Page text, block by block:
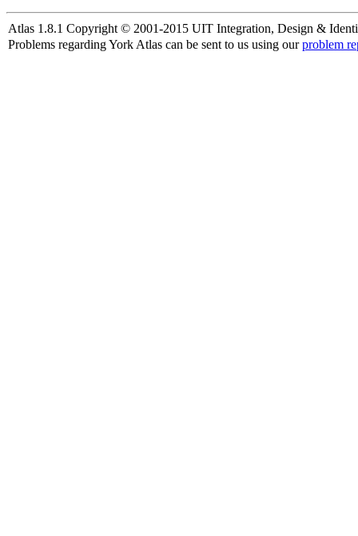
Atlas 1.8.1 Copyright © 2001-2015 UIT Integration, Design &
Problems regarding York Atlas can be sent to us using ourproblem